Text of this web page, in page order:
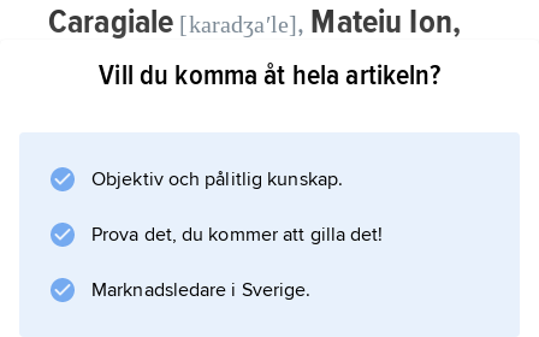
Caragiale [karadʒaʹle], Mateiu Ion,
1885–1936, rumänsk författare, son till
Ion Luca Caragiale.
prosa blandade Mateiu Ion
med fantastiska drag, till exempel i
Craii de Curtea-Veche
Vill du komma åt hela artikeln?
Objektiv och pålitlig kunskap.
Prova det, du kommer att gilla det!
Marknadsledare i Sverige.